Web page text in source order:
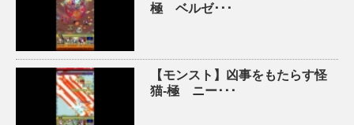
極 ベルゼ･･･
【モンスト】凶事をもたらす怪
猫-極 ニー･･･